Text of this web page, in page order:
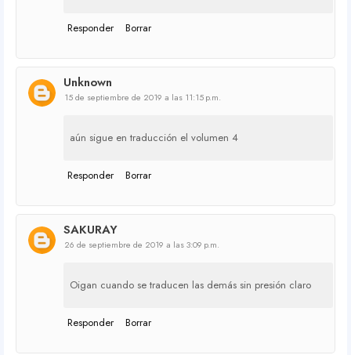
Responder Borrar
Unknown
15 de septiembre de 2019 a las 11:15 p.m.
aún sigue en traducción el volumen 4
Responder Borrar
SAKURAY
26 de septiembre de 2019 a las 3:09 p.m.
Oigan cuando se traducen las demás sin presión claro
Responder Borrar